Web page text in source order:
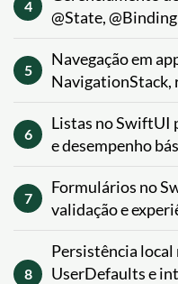
4
@State,
5
Navegação em
NavigationStack,
6
Listas no SwiftUI
e desempenho
7
Formulários no
validação e
8
Persistência
UserDefaults e